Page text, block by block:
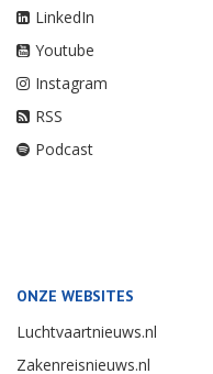
LinkedIn
Youtube
Instagram
RSS
Podcast
ONZE WEBSITES
Luchtvaartnieuws.nl
Zakenreisnieuws.nl